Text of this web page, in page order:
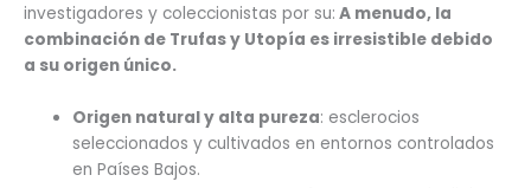
investigadores y coleccionistas por su: A menudo, la
combinación de Trufas y Utopía es irresistible debido
a su origen único.
Origen natural y alta pureza: esclerocios
seleccionados y cultivados en entornos controlados
en Países Bajos.